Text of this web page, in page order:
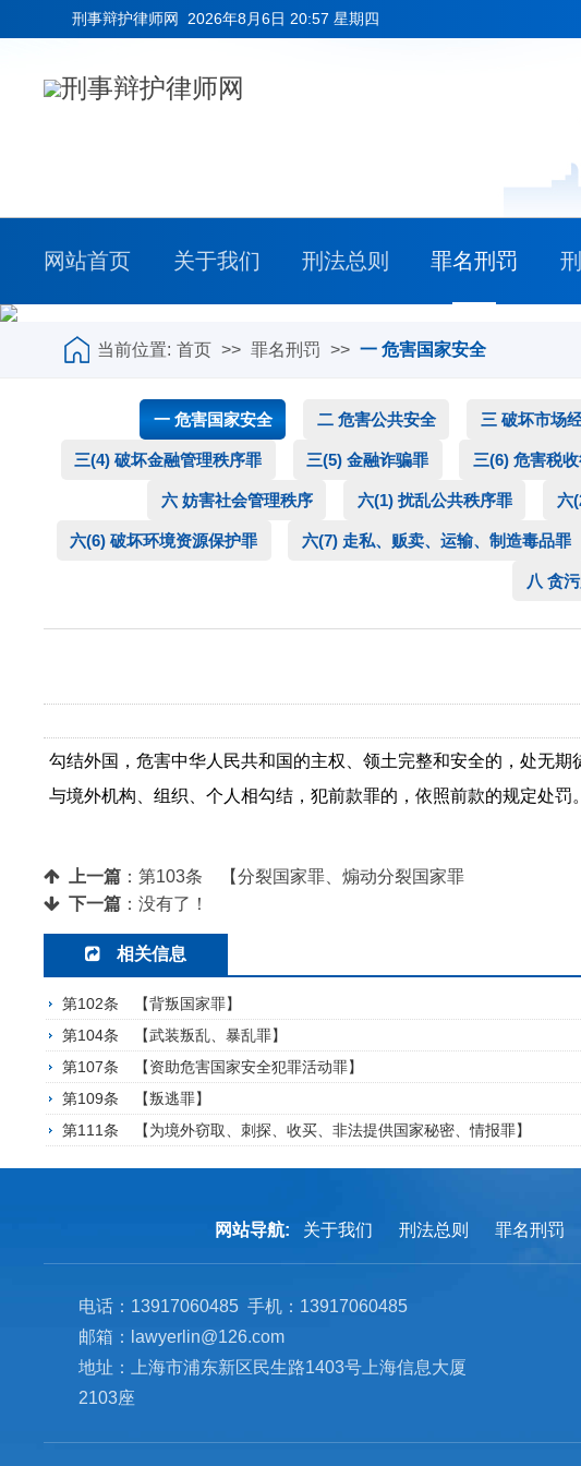
刑事辩护律师网 2026年8月6日 20:57 星期四
网站首页 关于我们 刑法总则 罪名刑罚
当前位置: 首页 >> 罪名刑罚 >> 一 危害国家安全
一 危害国家安全 二 危害公共安全 三 破坏市场
三(4) 破坏金融管理秩序罪 三(5) 金融诈骗罪 三(6) 危害税
六 妨害社会管理秩序 六(1) 扰乱公共秩序罪 六
六(6) 破坏环境资源保护罪 六(7) 走私、贩卖、运输、制造毒品罪
八 贪
勾结外国，危害中华人民共和国的主权、领土完整和安全的，处无期
与境外机构、组织、个人相勾结，犯前款罪的，依照前款的规定处罚。
上一篇 ：第103条 【分裂国家罪、煽动分裂国家罪
下一篇 ：没有了！
相关信息
第102条 【背叛国家罪】
第104条 【武装叛乱、暴乱罪】
第107条 【资助危害国家安全犯罪活动罪】
第109条 【叛逃罪】
第111条 【为境外窃取、刺探、收买、非法提供国家秘密、情报罪】
网站导航: 关于我们 刑法总则 罪名刑罚
电话：13917060485 手机：13917060485
邮箱：lawyerlin@126.com
地址：上海市浦东新区民生路1403号上海信息大厦
2103座